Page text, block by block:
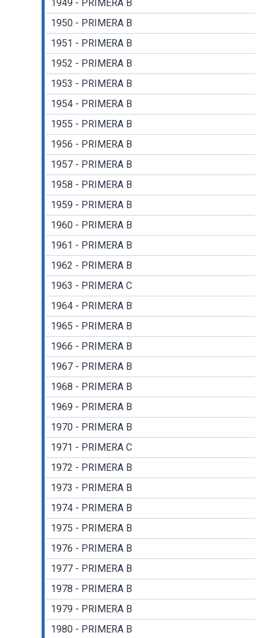
1949 - PRIMERA B
1950 - PRIMERA B
1951 - PRIMERA B
1952 - PRIMERA B
1953 - PRIMERA B
1954 - PRIMERA B
1955 - PRIMERA B
1956 - PRIMERA B
1957 - PRIMERA B
1958 - PRIMERA B
1959 - PRIMERA B
1960 - PRIMERA B
1961 - PRIMERA B
1962 - PRIMERA B
1963 - PRIMERA C
1964 - PRIMERA B
1965 - PRIMERA B
1966 - PRIMERA B
1967 - PRIMERA B
1968 - PRIMERA B
1969 - PRIMERA B
1970 - PRIMERA B
1971 - PRIMERA C
1972 - PRIMERA B
1973 - PRIMERA B
1974 - PRIMERA B
1975 - PRIMERA B
1976 - PRIMERA B
1977 - PRIMERA B
1978 - PRIMERA B
1979 - PRIMERA B
1980 - PRIMERA B